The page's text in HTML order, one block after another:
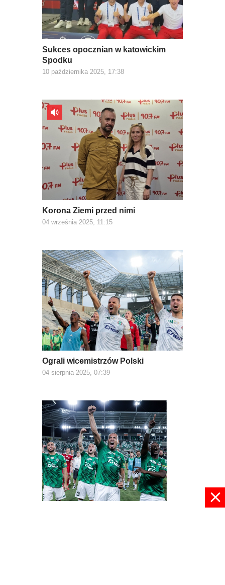
Sukces opocznian w katowickim
Spodku
10 października 2025, 17:38
Korona Ziemi przed nimi
04 września 2025, 11:15
Ograli wicemistrzów Polski
04 sierpnia 2025, 07:39